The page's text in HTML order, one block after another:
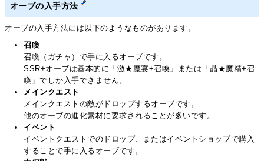
オーブの入手方法
オーブの入手方法には以下のようなものがあります。
召喚
召喚（ガチャ）で手に入るオーブです。
SSR+オーブは基本的に「激★魔宴+召喚」または「晶★魔精+召
喚」でしか入手できません。
メインクエスト
メインクエストの敵がドロップするオーブです。
他のオーブの進化素材に要求されることが多いです。
イベント
イベントクエストでのドロップ、またはイベントショップで購入
することで手に入るオーブです。